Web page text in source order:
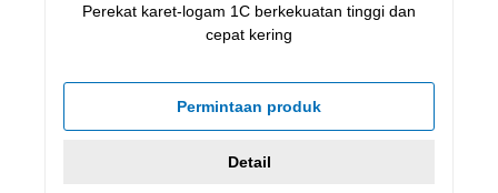
Perekat karet-logam 1C berkekuatan tinggi dan
cepat kering
Permintaan produk
Detail